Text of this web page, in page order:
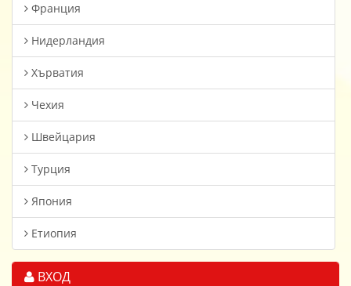
Франция
Нидерландия
Хърватия
Чехия
Швейцария
Турция
Япония
Етиопия
ВХОД